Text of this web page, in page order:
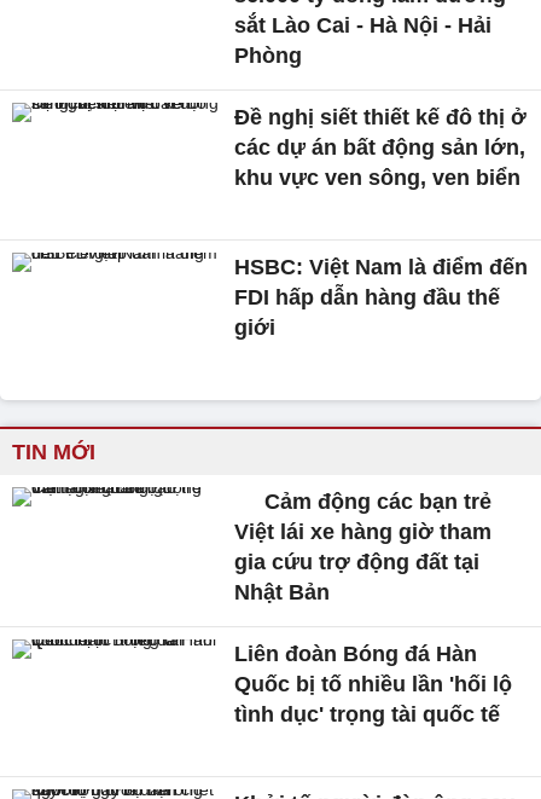
sắt Lào Cai - Hà Nội - Hải
Phòng
Đề nghị siết thiết kế đô thị ở
các dự án bất động sản lớn,
khu vực ven sông, ven biển
HSBC: Việt Nam là điểm đến
FDI hấp dẫn hàng đầu thế
giới
TIN MỚI
Cảm động các bạn trẻ
Việt lái xe hàng giờ tham
gia cứu trợ động đất tại
Nhật Bản
Liên đoàn Bóng đá Hàn
Quốc bị tố nhiều lần 'hối lộ
tình dục' trọng tài quốc tế